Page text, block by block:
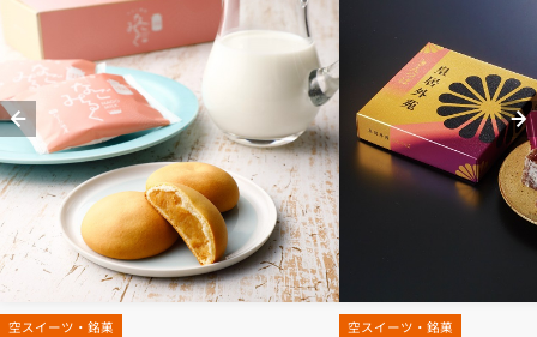
空スイーツ・銘菓 空スイーツ・銘菓